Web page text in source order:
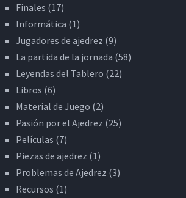
Finales (17)
Informática (1)
Jugadores de ajedrez (9)
La partida de la jornada (58)
Leyendas del Tablero (22)
Libros (6)
Material de Juego (2)
Pasión por el Ajedrez (25)
Películas (7)
Piezas de ajedrez (1)
Problemas de Ajedrez (3)
Recursos (1)